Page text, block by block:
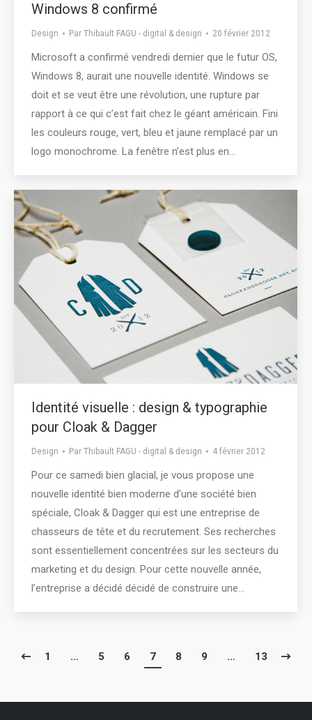
Windows 8 confirmé
Design Par Thibault FAGU - digital & design 20 février 2012
Microsoft a confirmé vendredi dernier que le futur OS,
Windows 8, aurait une nouvelle identité. Windows se
doit et se veut être une révolution, une rupture par
rapport à ce qui c’est fait chez le géant américain. Fini
les couleurs rouge, vert, bleu et jaune remplacé par un
logo monochrome. La fenêtre n’est plus en…
Identité visuelle : design & typographie
pour Cloak & Dagger
Design Par Thibault FAGU - digital & design 4 février 2012
Pour ce samedi bien glacial, je vous propose une
nouvelle identité bien moderne d’une société bien
spéciale, Cloak & Dagger qui est une entreprise de
chasseurs de tête et du recrutement. Ses recherches
sont essentiellement concentrées sur les secteurs du
marketing et du design. Pour cette nouvelle année,
l’entreprise a décidé décidé de construire une…
1 … 5 6 7 8 9 … 13